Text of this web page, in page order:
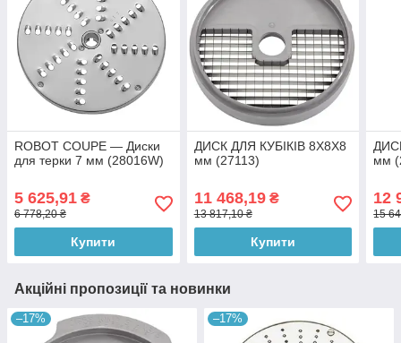
ROBOT COUPE — Диски
для терки 7 мм (28016W)
5 625,91 ₴
6 778,20 ₴
Купити
ДИСК ДЛЯ КУБІКІВ 8X8X8
мм (27113)
11 468,19₴
13 817,10 ₴
Купити
мм
12
15
Акційні пропозиції та новинки
–17% –17%